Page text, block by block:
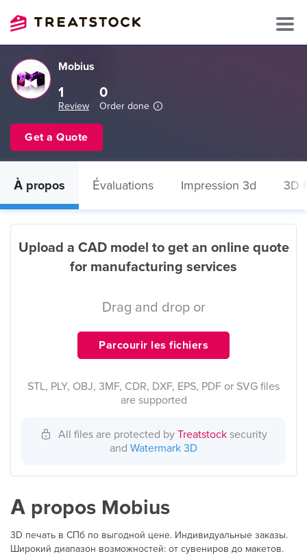
Mobius
1
Review
0
Order done
Get a Quote
À propos Évaluations Impression 3d 3D
Upload a CAD model to get an online quote
for manufacturing services
Drag and drop or
Parcourir les fichiers
STL, PLY, OBJ, 3MF, CDR, DXF, EPS, PDF or SVG files
are supported
All files are protected by Treatstocksecurity
and Watermark 3D
À propos Mobius
3D печать в СПб по выгодной цене. Индивидуальные заказы.
Широкий диапазон возможностей: от сувениров до макетов.